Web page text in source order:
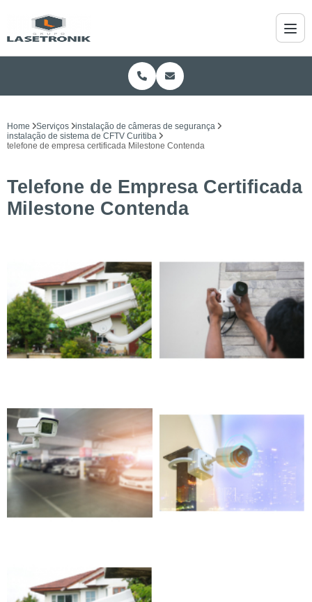
Home Serviços
instalação de câmeras de segurança
instalação de sistema de CFTV Curitiba
telefone de empresa certificada Milestone Contenda
Telefone de Empresa Certificada
Milestone Contenda